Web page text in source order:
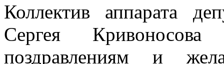
Коллектив аппарата
Сергея
поздравлениям и